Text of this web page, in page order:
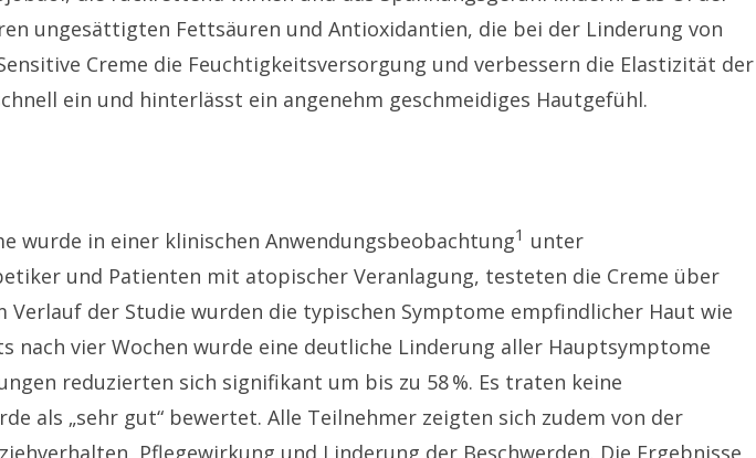
ungesättigten Fettsäuren und Antioxidantien, die bei der Linderung von
Creme die Feuchtigkeitsversorgung und verbessern die Elastizität der
ein und hinterlässt ein angenehm geschmeidiges Hautgefühl.
wurde in einer klinischen Anwendungsbeobachtung1 unter
und Patienten mit atopischer Veranlagung, testeten die Creme über
der Studie wurden die typischen Symptome empfindlicher Haut wie
nach vier Wochen wurde eine deutliche Linderung aller Hauptsymptome
reduzierten sich signifikant um bis zu 58 %. Es traten keine
als „sehr gut“ bewertet. Alle Teilnehmer zeigten sich zudem von der
Pflegewirkung und Linderung der Beschwerden. Die Ergebnisse